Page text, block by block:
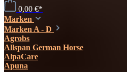
0,00 €*
Marken
Marken A - D
Agrobs
Allspan German Horse
AlpaCare
Apuna